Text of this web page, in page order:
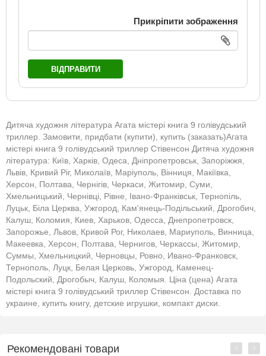
Прикріпити зображення
ВІДПРАВИТИ
Дитяча художня література Агата містері книга 9 голівудський
триллер. Замовити, придбати (купити), купить (заказать)Агата
містері книга 9 голівудський триллер Стівенсон Дитяча художня
література: Київ, Харків, Одеса, Дніпропетровськ, Запоріжжя,
Львів, Кривий Ріг, Миколаїв, Маріуполь, Вінниця, Макіївка,
Херсон, Полтава, Чернігів, Черкаси, Житомир, Суми,
Хмельницький, Чернівці, Рівне, Івано-Франківськ, Тернопіль,
Луцьк, Біла Церква, Ужгород, Кам'янець-Подільський, Дрогобич,
Калуш, Коломия, Киев, Харьков, Одесса, Днепропетровск,
Запорожье, Львов, Кривой Рог, Николаев, Мариуполь, Винница,
Макеевка, Херсон, Полтава, Чернигов, Черкассы, Житомир,
Суммы, Хмельницкий, Черновцы, Ровно, Ивано-Франковск,
Тернополь, Луцк, Белая Церковь, Ужгород, Каменец-
Подольский, Дрогобыч, Калуш, Коломыя. Ціна (цена) Агата
містері книга 9 голівудський триллер Стівенсон. Доставка по
украине, купить книгу, детские игрушки, компакт диски.
Рекомендовані товари